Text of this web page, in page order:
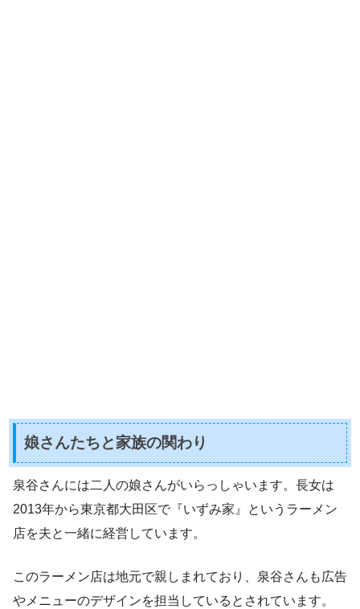
娘さんたちと家族の関わり
泉谷さんには二人の娘さんがいらっしゃいます。長女は
2013年から東京都大田区で『いずみ家』というラーメン
店を夫と一緒に経営しています。
このラーメン店は地元で親しまれており、泉谷さんも広告
やメニューのデザインを担当しているとされています。